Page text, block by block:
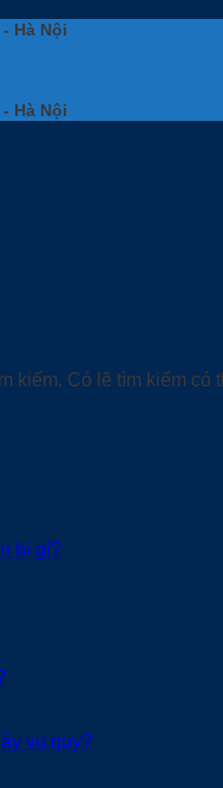
Hà Nội
Hà Nội
kiếm. Có lẽ tìm kiếm có
bị gì?
vu quy?